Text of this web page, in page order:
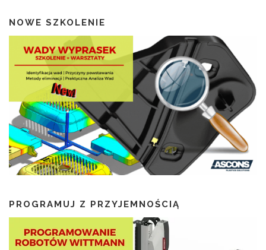
NOWE SZKOLENIE
PROGRAMUJ Z PRZYJEMNOŚCIĄ